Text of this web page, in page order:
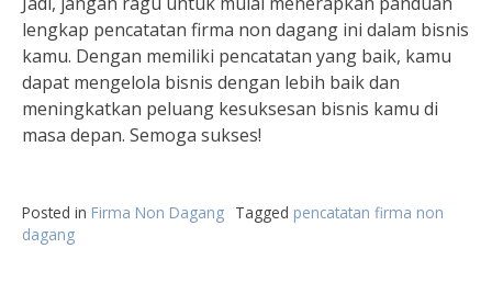
lengkap pencatatan firma non dagang ini dalam bisnis
kamu. Dengan memiliki pencatatan yang baik, kamu
dapat mengelola bisnis dengan lebih baik dan
meningkatkan peluang kesuksesan bisnis kamu di
masa depan. Semoga sukses!
Posted in Firma Non Dagang Tagged pencatatan firma non
dagang